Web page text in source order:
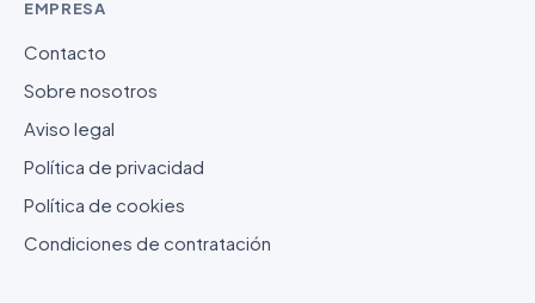
EMPRESA
Contacto
Sobre nosotros
Aviso legal
Política de privacidad
Política de cookies
Condiciones de contratación